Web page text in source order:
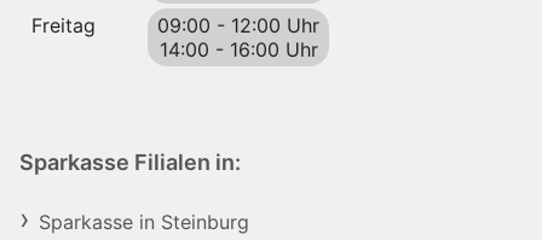
Freitag
09:00 - 12:00 Uhr
14:00 - 16:00 Uhr
Sparkasse Filialen in:
Sparkasse in Steinburg